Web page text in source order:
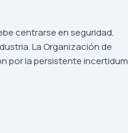
centrarse en seguridad,
La Organización de
por la persistente